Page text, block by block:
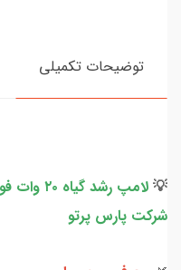
توضیحات تکمیلی
💡
شرکت پارس پرتو